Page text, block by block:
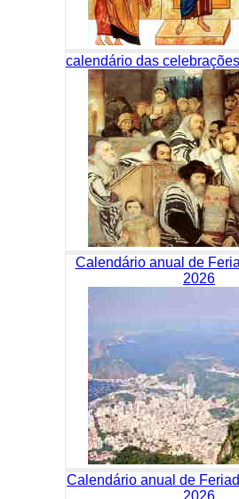
calendário das
Calendário anual de
2026
Calendário anual de